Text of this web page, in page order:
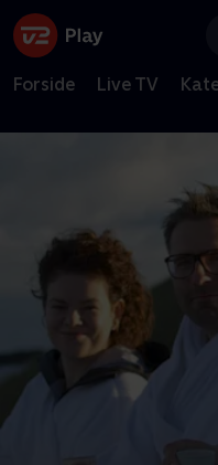
Forside Live TV